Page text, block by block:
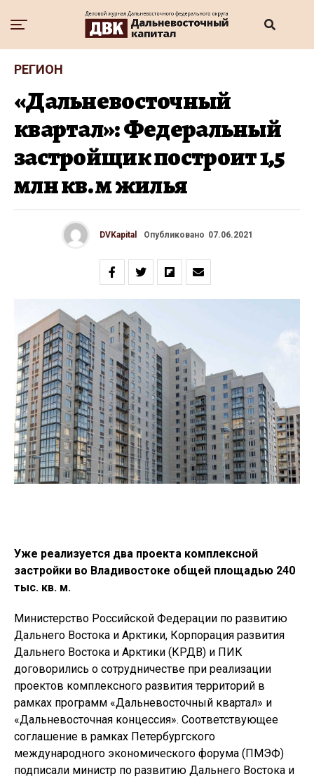
РЕГИОН
«Дальневосточный
квартал»: Федеральный
застройщик построит 1,5
млн кв. м жилья
DVKapital Опубликовано 07.06.2021
Уже реализуется два проекта комплексной
застройки во Владивостоке общей площадью 240
тыс. кв. м.
Министерство Российской Федерации по развитию
Дальнего Востока и Арктики, Корпорация развития
Дальнего Востока и Арктики (КРДВ) и ПИК
договорились о сотрудничестве при реализации
проектов комплексного развития территорий в
рамках программ «Дальневосточный квартал» и
«Дальневосточная концессия». Соответствующее
соглашение в рамках Петербургского
международного экономического форума (ПМЭФ)
подписали министр по развитию Дальнего Востока и